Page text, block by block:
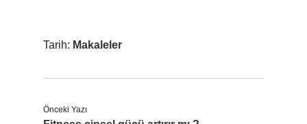
Tarih: Makaleler
Önceki Yazı